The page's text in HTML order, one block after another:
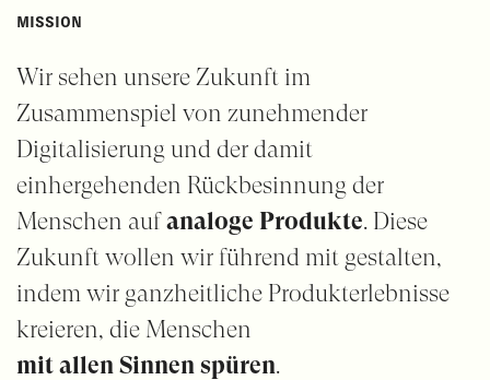
MISSION
Wir sehen unsere Zukunft im
Zusammenspiel von zunehmender
Digitalisierung und der damit
einhergehenden Rückbesinnung der
Menschen aufanaloge Produkte. Diese
Zukunft wollen wir führend mit gestalten,
indem wir ganzheitliche Produkterlebnisse
kreieren, die Menschen
mit allen Sinnen spüren.